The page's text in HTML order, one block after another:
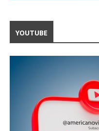
YOUTUBE